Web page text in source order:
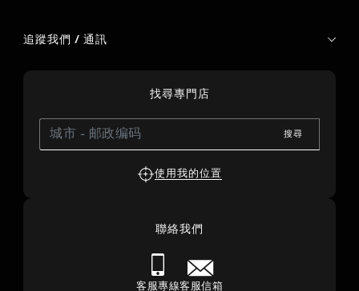
追蹤我們 / 通訊
找尋專門店
搜尋
使用我的位置
聯絡我們
客服專線客服信箱